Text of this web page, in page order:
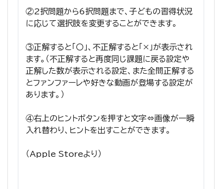
②2択問題から6択問題まで、子どもの習得状況
に応じて選択肢を変更することができます。
③正解すると「〇」、不正解すると「×」が表示され
ます。（不正解すると再度同じ課題に戻る設定や
正解した数が表示される設定、また全問正解する
とファンファーレや好きな動画が登場する設定が
あります。）
④右上のヒントボタンを押すと文字⇔画像が一瞬
入れ替わり、ヒントを出すことができます。
（Apple Storeより）